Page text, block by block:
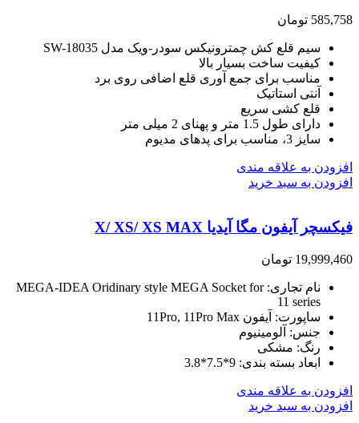
585,758 تومان
سیم قلع کش چمترونیکس سودر-ویک مدل SW-18035
کیفیت ساخت بسیار بالا
مناسب برای جمع آوری قلع اضافی روی برد
آنتی استاتیک
قلع کشی سریع
دارای طول 1.5 متر و پهنای 2 میلی متر
سایز 3، مناسب برای پدهای مدیوم
افزودن به علاقه مندی
افزودن به سبد خرید
فیکسچر آیفون مگا آیدیا X/ XS/ XS MAX
19,999,460 تومان
نام تجاری: MEGA-IDEA
Oridinary style MEGA Socket for
11 series
ساپورت: آیفون 11Pro, 11Pro Max
جنس: آلومینیوم
رنگ: مشکی
ابعاد بسته بندی: 9*7.5*3.8
افزودن به علاقه مندی
افزودن به سبد خرید